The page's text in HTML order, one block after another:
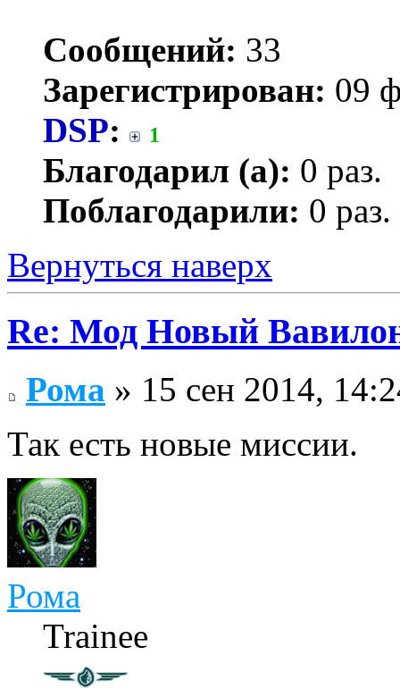
Сообщений: 33
Зарегистрирован: 09
DSP: 1
Благодарил (а): 0 раз.
Поблагодарили: 0 раз.
Вернуться наверх
Re: Мод Новый
Рома » 15 сен 2014,
Так есть новые миссии.
Рома
Trainee